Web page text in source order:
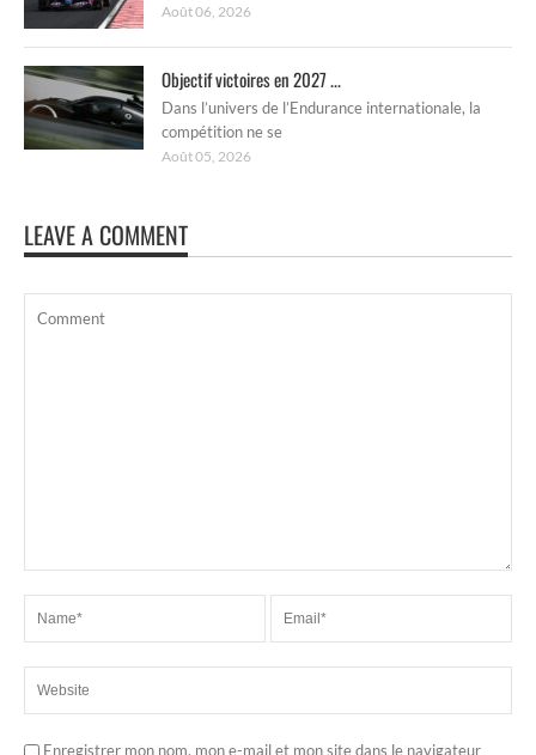
Août 06, 2026
Objectif victoires en 2027 ...
Dans l’univers de l’Endurance internationale, la
compétition ne se
Août 05, 2026
LEAVE A COMMENT
Enregistrer mon nom, mon e-mail et mon site dans le navigateur